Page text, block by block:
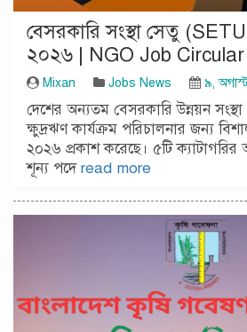
বেসরকারি সংস্থা সেতু
২০২৬ | NGO Job
Mixan Jobs News ৯,
দেশের অন্যতম বেসরকারি উন্নয়ন
ক্ষুদ্রঋণ কার্যক্রম পরিচালনার জন্য
২০২৬ প্রকাশ করেছে। ৫টি
শূন্য পদেread more